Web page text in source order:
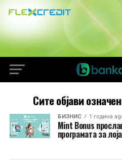
Сите објави
БИЗНИС 1 година
Mint Bonus
програмата за